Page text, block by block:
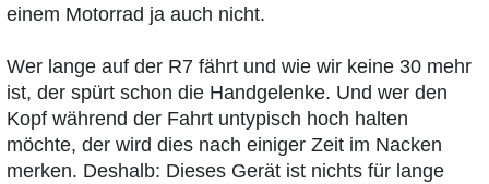
einem Motorrad ja auch nicht.
Wer lange auf der R7 fährt und wie wir keine 30 mehr
ist, der spürt schon die Handgelenke. Und wer den
Kopf während der Fahrt untypisch hoch halten
möchte, der wird dies nach einiger Zeit im Nacken
merken. Deshalb: Dieses Gerät ist nichts für lange